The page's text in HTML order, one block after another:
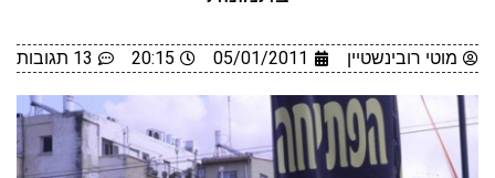
מוטי רובינשטיין 05/01/2011
20:15 13 תגובות